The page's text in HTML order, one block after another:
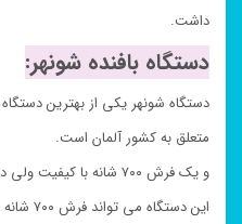
داشت.
دستگاه بافنده شونهر:
دستگاه شونهر یکی از بهترین
متعلق به کشور آلمان است.
و یک فرش ۷۰۰ شانه با کیفیت ولی در تراکم ۲۲۵۰ را به شما می دهد.